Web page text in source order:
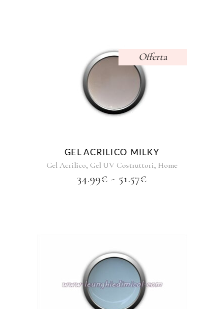
Offerta
Questo
prodotto
ha
più
opzioni
essere
scelte
GEL ACRILICO MILKY
Gel Acrilico, Gel UV Costruttori, Home
34.99€ - 51.57€
Questo
prodotto
ha